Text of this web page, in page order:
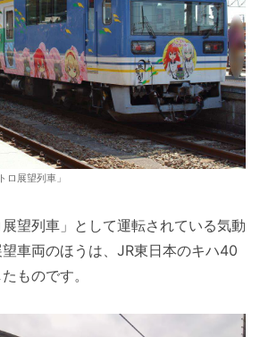
ロ展望列車」
望列車」として運転されている気動
車両のほうは、JR東日本のキハ40
ものです。